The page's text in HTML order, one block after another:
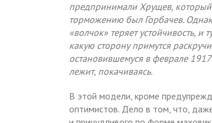
предпринимали Хрущев, который
торможению был Горбачев.
«волчок» теряет устойчивость,
какую сторону примутся
остановившемуся в феврале
лежит, покачиваясь.
В этой модели, кроме
оптимистов. Дело в том, что,